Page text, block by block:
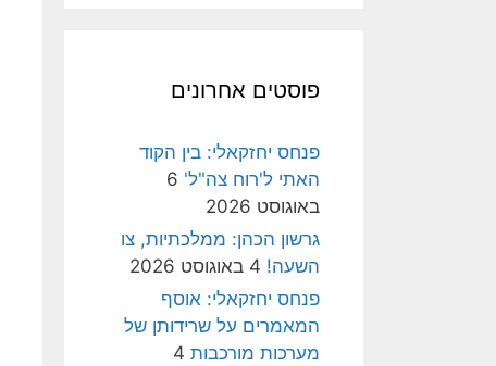
פוסטים אחרונים
פנחס יחזקאלי: בין הקוד
האתי ל'רוח צה"ל' 6
באוגוסט 2026
גרשון הכהן: ממלכתיות, צו
השעה! 4 באוגוסט 2026
פנחס יחזקאלי: אוסף
המאמרים על שרידותן של
מערכות מורכבות 4